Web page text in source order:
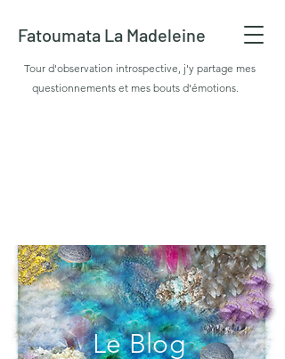
Fatoumata La Madeleine
Tour d'observation introspective, j'y partage mes
questionnements et mes bouts d'émotions.
Le Blog